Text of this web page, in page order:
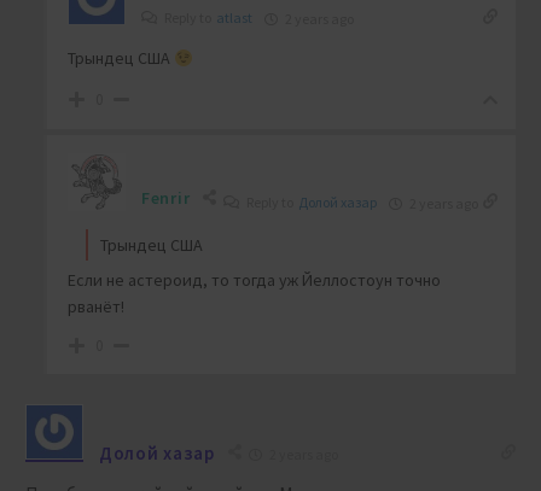
atlast
Трындец США
Fenrir Долой хазар
Трындец США
Если не астероид, то тогда уж Йеллостоун точно
рванёт!
Долой хазар